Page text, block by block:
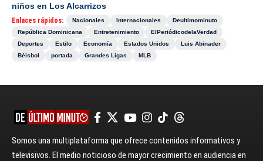
niños en Los Alcarrizos
Enlaces rápidos: Nacionales Internacionales
Deultimominuto
República Dominicana
Entretenimiento
ElPeriódicodelaVerdad
Deportes
Estilo Economía Estados Unidos
Luis Abinader
Béisbol
portada Grandes Ligas MLB
Somos una multiplataforma que ofrece contenidos informativos y
televisivos. El medio noticioso de mayor crecimiento en audiencia en